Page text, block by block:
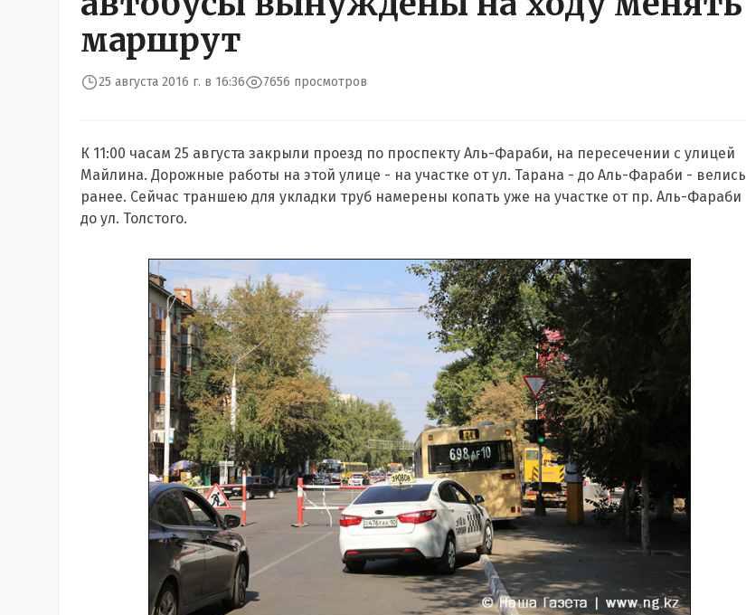
маршрут
25 августа 2016 г. в 16:36 7656 просмотров
К 11:00 часам 25 августа закрыли проезд по проспекту Аль-Фараби, на пересечении с улицей
Майлина. Дорожные работы на этой улице - на участке от ул. Тарана - до Аль-Фараби - велись
ранее. Сейчас траншею для укладки труб намерены копать уже на участке от пр. Аль-Фараби
до ул. Толстого.